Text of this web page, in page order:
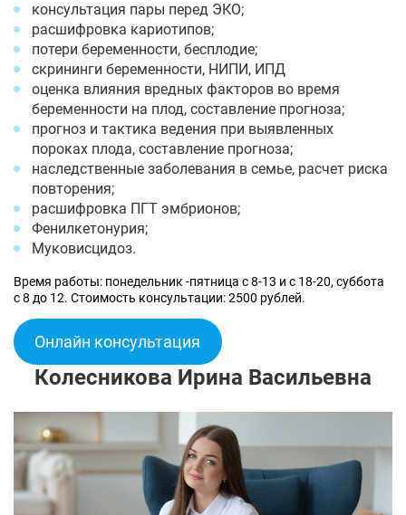
консультация пары перед ЭКО;
расшифровка кариотипов;
потери беременности, бесплодие;
скрининги беременности, НИПИ, ИПД
оценка влияния вредных факторов во время
беременности на плод, составление прогноза;
прогноз и тактика ведения при выявленных
пороках плода, составление прогноза;
наследственные заболевания в семье, расчет риска
повторения;
расшифровка ПГТ эмбрионов;
Фенилкетонурия;
Муковисцидоз.
Время работы: понедельник -пятница с 8-13 и с 18-20, суббота
с 8 до 12. Стоимость консультации: 2500 рублей.
Онлайн консультация
Колесникова Ирина Васильевна